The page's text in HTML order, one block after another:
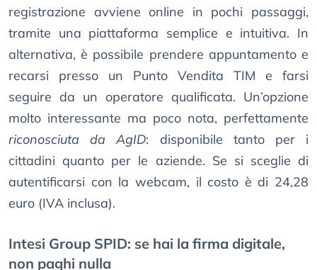
registrazione avviene online in pochi passaggi,
tramite una piattaforma semplice e intuitiva. In
alternativa, è possibile prendere appuntamento e
recarsi presso un Punto Vendita TIM e farsi
seguire da un operatore qualificata. Un’opzione
molto interessante ma poco nota, perfettamente
riconosciuta da AgID: disponibile tanto per i
cittadini quanto per le aziende. Se si sceglie di
autentificarsi con la webcam, il costo è di 24,28
euro (IVA inclusa).
Intesi Group SPID: se hai la firma digitale,
non paghi nulla